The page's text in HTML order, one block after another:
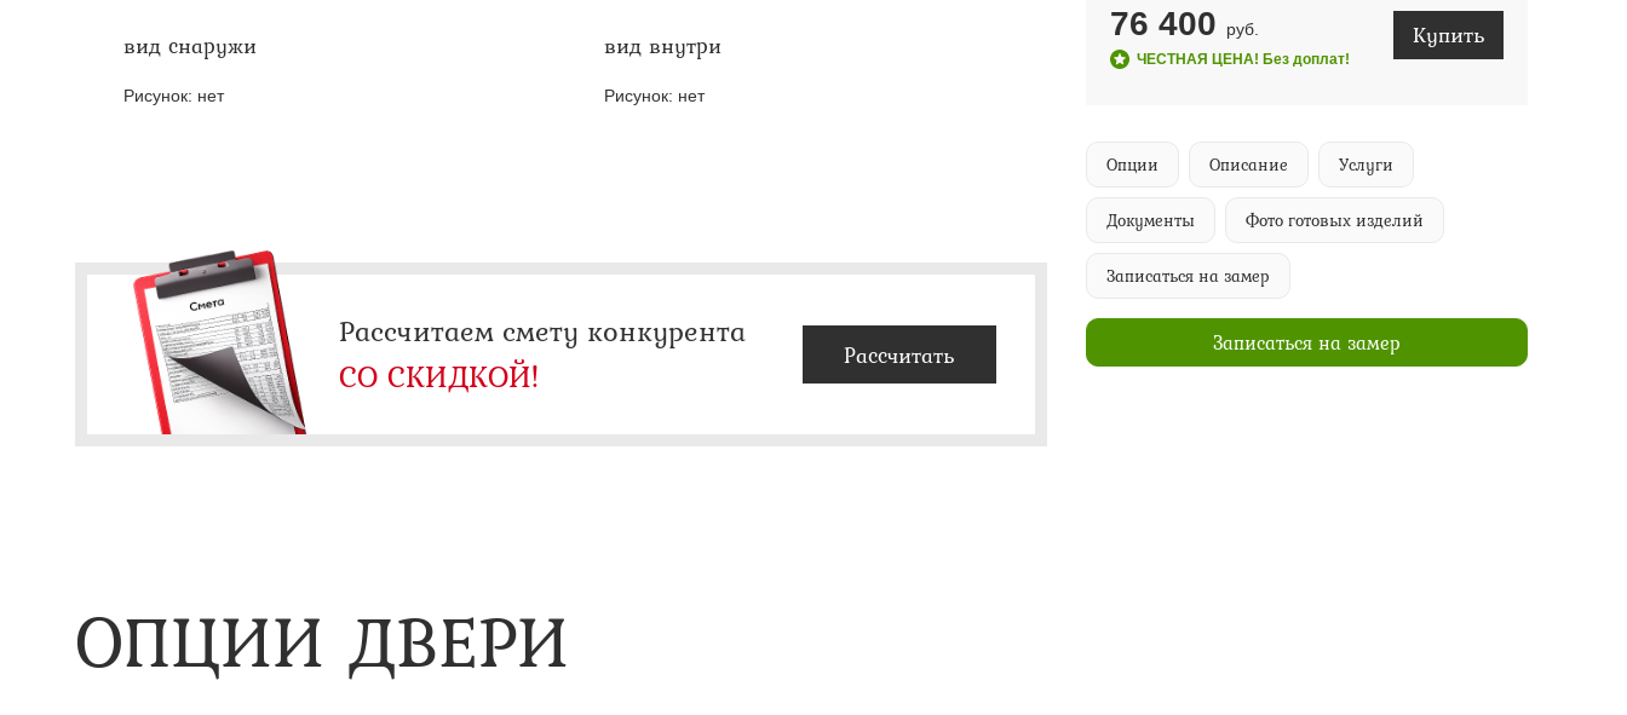
вид снаружи
Рисунок: нет
вид внутри
Рисунок: нет
76 400 руб.
ЧЕСТНАЯ ЦЕНА! Без доплат!
Купить
Опции Описание Услуги
Документы Фото готовых изделий
Записаться на замер
Записаться на замер
Рассчитаем смету конкурента
СО СКИДКОЙ! Рассчитать
ОПЦИИ ДВЕРИ